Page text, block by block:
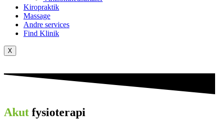
Kiropraktik
Massage
Andre services
Find Klinik
X
Akut fysioterapi